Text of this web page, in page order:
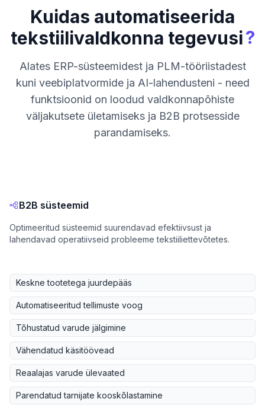
Kuidas automatiseerida
tekstiilivaldkonna tegevusi?
Alates ERP-süsteemidest ja PLM-tööriistadest
kuni veebiplatvormide ja AI-lahendusteni - need
funktsioonid on loodud valdkonnapõhiste
väljakutsete ületamiseks ja B2B protsesside
parandamiseks.
B2B süsteemid
Optimeeritud süsteemid suurendavad efektiivsust ja
lahendavad operatiivseid probleeme tekstiiliettevõtetes.
Keskne tootetega juurdepääs
Automatiseeritud tellimuste voog
Tõhustatud varude jälgimine
Vähendatud käsitöövead
Reaalajas varude ülevaated
Parendatud tarnijate kooskõlastamine